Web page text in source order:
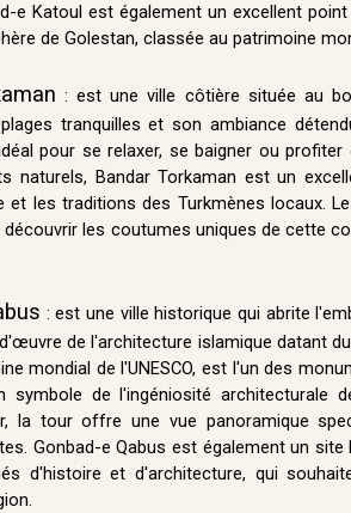
e Katoul est également un excellent
de Golestan, classée au patrimoine
: est une ville côtière située au
tranquilles et son ambiance
pour se relaxer, se baigner ou profiter
naturels, Bandar Torkaman est un
et les traditions des Turkmènes locaux.
les coutumes uniques de cette
: est une ville historique qui abrite
de l'architecture islamique datant
mondial de l'UNESCO, est l'un des
symbole de l'ingéniosité architecturale
la tour offre une vue panoramique
Gonbad-e Qabus est également un
d'histoire et d'architecture, qui